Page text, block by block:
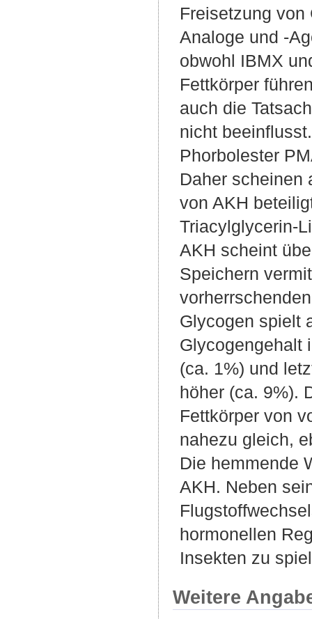
Freisetzung
Analoge und -
obwohl IBMX
Fettkörper
auch die
nicht
Phorbolester
Daher scheinen
von AKH
Triacylglycerin-
AKH scheint
Speichern
Glycogen spielt
Glycogengehalt
(ca. 1%) und
höher (ca. 9%).
Fettkörper von
nahezu gleich,
Die hemmende
AKH. Neben
hormonellen
Insekten zu
Weitere